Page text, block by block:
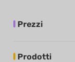
Prezzi
Prodotti